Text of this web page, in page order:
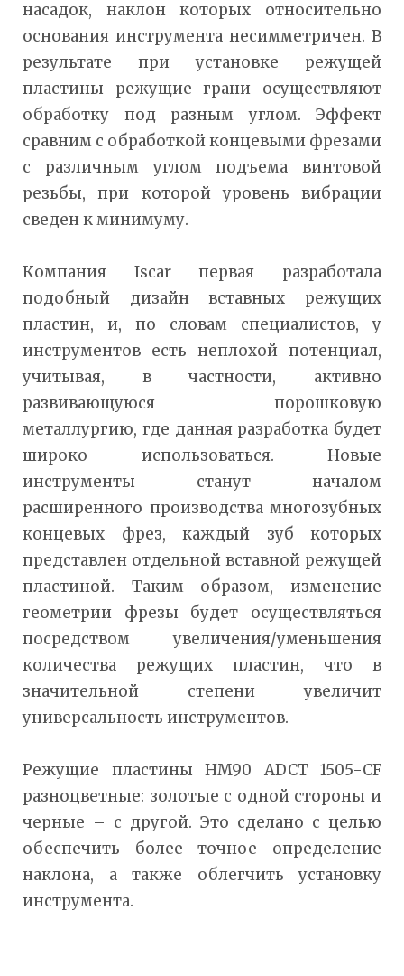
насадок, наклон которых относительно
основания инструмента несимметричен. В
результате при установке режущей
пластины режущие грани осуществляют
обработку под разным углом. Эффект
сравним с обработкой концевыми фрезами
с различным углом подъема винтовой
резьбы, при которой уровень вибрации
сведен к минимуму.
Компания Iscar первая разработала
подобный дизайн вставных режущих
пластин, и, по словам специалистов, у
инструментов есть неплохой потенциал,
учитывая, в частности, активно
развивающуюся порошковую
металлургию, где данная разработка будет
широко использоваться. Новые
инструменты станут началом
расширенного производства многозубных
концевых фрез, каждый зуб которых
представлен отдельной вставной режущей
пластиной. Таким образом, изменение
геометрии фрезы будет осуществляться
посредством увеличения/уменьшения
количества режущих пластин, что в
значительной степени увеличит
универсальность инструментов.
Режущие пластины HM90 ADCT 1505-CF
разноцветные: золотые с одной стороны и
черные – с другой. Это сделано с целью
обеспечить более точное определение
наклона, а также облегчить установку
инструмента.